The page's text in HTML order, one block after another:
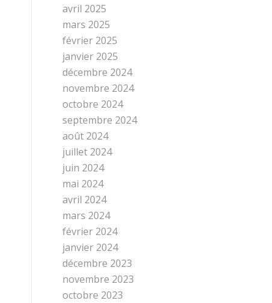
avril 2025
mars 2025
février 2025
janvier 2025
décembre 2024
novembre 2024
octobre 2024
septembre 2024
août 2024
juillet 2024
juin 2024
mai 2024
avril 2024
mars 2024
février 2024
janvier 2024
décembre 2023
novembre 2023
octobre 2023